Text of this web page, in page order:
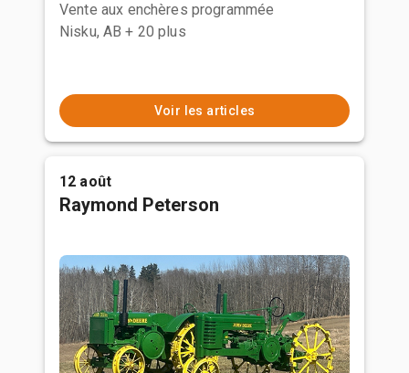
Vente aux enchères programmée
Nisku, AB + 20 plus
Voir les articles
12 août
Raymond Peterson